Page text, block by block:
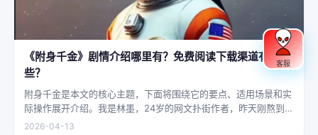
《附身千金》剧情介绍哪里有？免费阅读下载渠道有哪
些？
附身千金是本文的核心主题，下面将围绕它的要点、适用场景和实
际操作展开介绍。我是林墨，24岁的网文扑街作者，昨天刚熬到凌
晨四点赶完一本豪门甜宠文的大纲，揉着发酸的眼睛扑上床就睡，
2026-04-13
客服